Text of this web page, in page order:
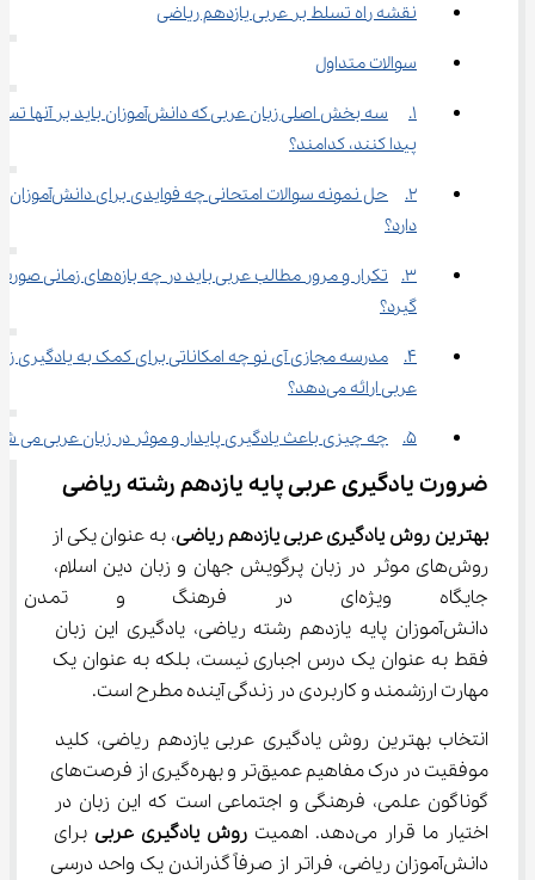
نقشه راه تسلط بر عربی یازدهم ریاضی
سوالات متداول
1.	سه بخش اصلی زبان عربی که دانش‌آموزان باید بر
پیدا کنند، کدامند؟
2.	حل نمونه سوالات امتحانی چه فوایدی برای دانش‌آموزان
دارد؟
3.	تکرار و مرور مطالب عربی باید در چه بازه‌های زمانی
گیرد؟
4.	مدرسه مجازی آی نو چه امکاناتی برای کمک به یادگیری
عربی ارائه می‌دهد؟
5.	چه چیزی باعث یادگیری پایدار و موثر در زبان عربی می شود؟
ضرورت یادگیری عربی پایه یازدهم رشته ریاضی
بهترین روش یادگیری عربی یازدهم ریاضی، به عنوان یکی از
روش‌های موثر در زبان پرگویش جهان و زبان دین اسلام،
جایگاه ویژه‌ای در فرهنگ و
دانش‌آموزان پایه یازدهم رشته ریاضی، یادگیری این زبان
فقط به عنوان یک درس اجباری نیست، بلکه به عنوان یک
مهارت ارزشمند و کاربردی در زندگی آینده مطرح است.
انتخاب بهترین روش یادگیری عربی یازدهم ریاضی، کلید
موفقیت در درک مفاهیم عمیق‌تر و بهره‌گیری از فرصت‌های
گوناگون علمی، فرهنگی و اجتماعی است که این زبان در
اختیار ما قرار می‌دهد. اهمیت
روش یادگیری عربی برای
دانش‌آموزان ریاضی، فراتر از صرفاً گذراندن یک واحد درسی